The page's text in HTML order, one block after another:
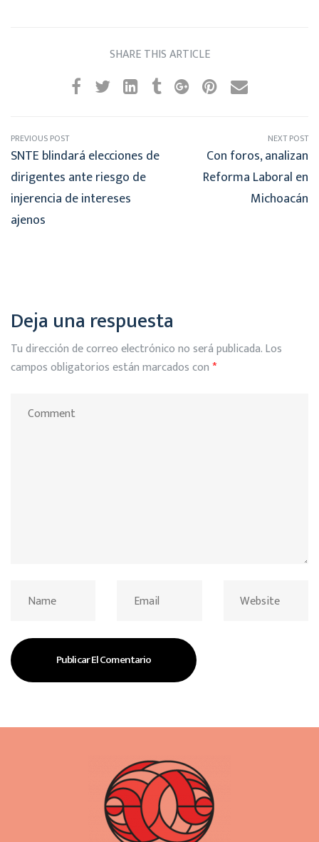
SHARE THIS ARTICLE
PREVIOUS POST
SNTE blindará elecciones de
dirigentes ante riesgo de
injerencia de intereses
ajenos
NEXT POST
Con foros, analizan
Reforma Laboral en
Michoacán
Deja una respuesta
Tu dirección de correo electrónico no será publicada.Los
campos obligatorios están marcados con*